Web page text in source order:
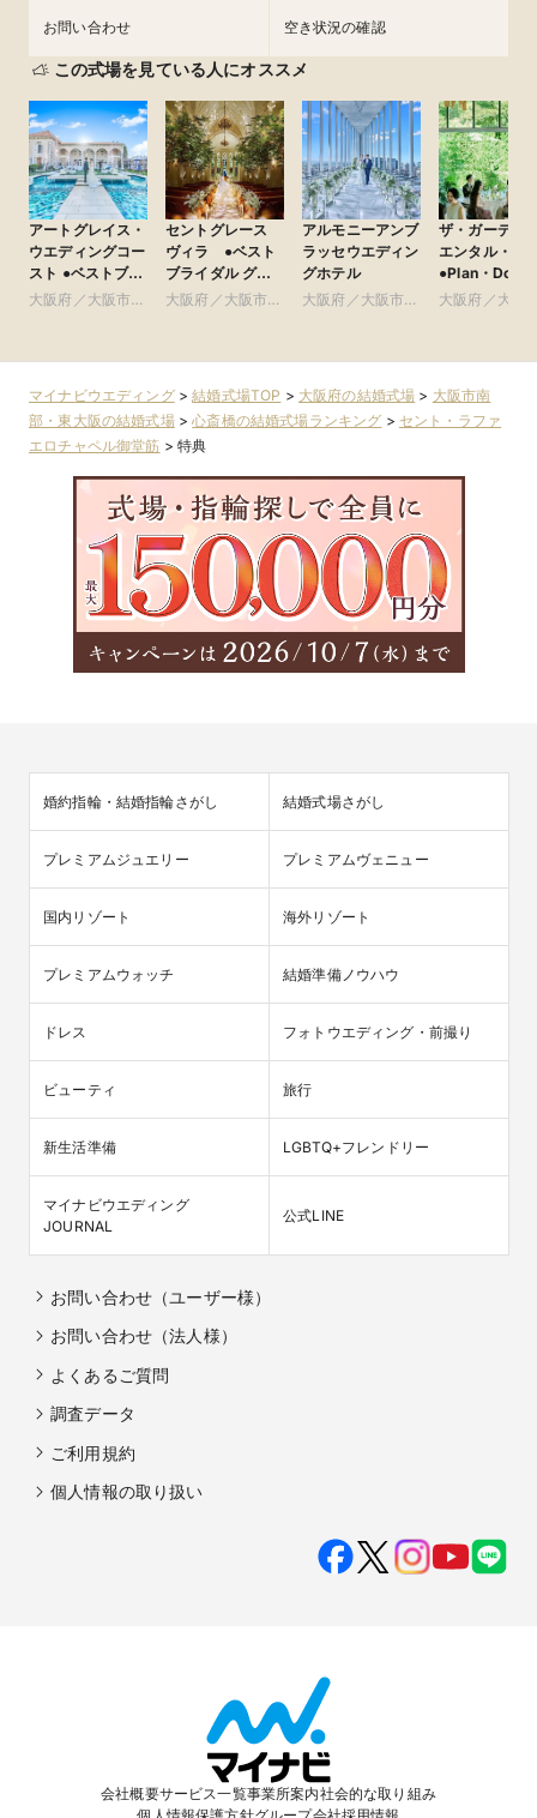
お問い合わせ 空き状況の確認
この式場を見ている人にオススメ
アートグレイス・
ウエディングコー
スト ●ベストブラ
イダル グループ
大阪府／大阪市南
セントグレース
ヴィラ ●ベスト
ブライダル グ
ループ
大阪府／大阪市南
アルモニーアンブ
ラッセウエディン
グホテル
大阪府／大阪市北
ザ・ガーデン
エンタル・大
●Plan・Do・
グループ
大阪府／大阪
マイナビウエディング>結婚式場TOP > 大阪府の結婚式場 > 大阪市南
部・東大阪の結婚式場>心斎橋の結婚式場ランキング > セント・ラファ
エロチャペル御堂筋 >特典
婚約指輪・結婚指輪さがし 結婚式場さがし
プレミアムジュエリー プレミアムヴェニュー
国内リゾート 海外リゾート
プレミアムウォッチ 結婚準備ノウハウ
ドレス フォトウエディング・前撮り
ビューティ 旅行
新生活準備 LGBTQ+フレンドリー
マイナビウエディング
JOURNAL
公式LINE
お問い合わせ（ユーザー様）
お問い合わせ（法人様）
よくあるご質問
調査データ
ご利用規約
個人情報の取り扱い
会社概要サービス一覧事業所案内社会的な取り組み